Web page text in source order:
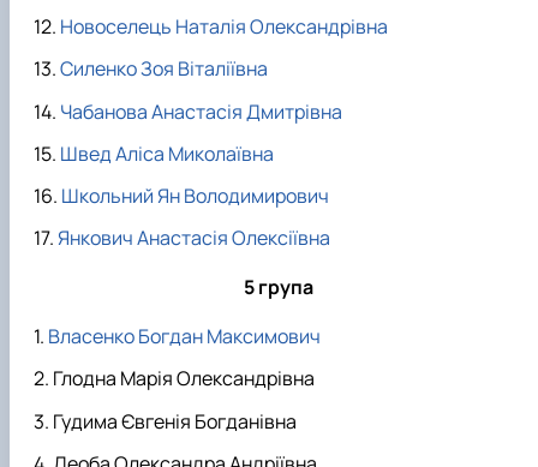
Новоселець Наталія Олександрівна
Силенко Зоя Віталіївна
Чабанова Анастасія Дмитрівна
Швед Аліса Миколаївна
Школьний Ян Володимирович
Янкович Анастасія Олексіївна
5 група
Власенко Богдан Максимович
Глодна Марія Олександрівна
Гудима Євгенія Богданівна